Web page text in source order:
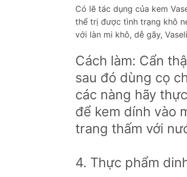
Có lẽ tác dụng của kem
thể trị được tình trạng khô
với làn mi khô, dễ gãy,
Cách làm: Cẩn
sau đó dùng cọ
các nàng hãy
để kem dính vào
trang thấm với
4. Thực phẩm